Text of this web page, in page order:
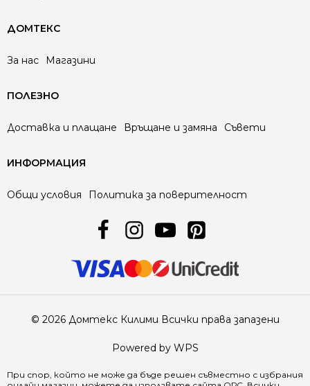
ДОМТЕКС
За нас Магазини
ПОЛЕЗНО
Доставка и плащане Връщане и замяна Съвети
ИНФОРМАЦИЯ
Общи условия Политика за поверителност
© 2026 Домтекс Килими Всички права запазени
Powered by WPS
При спор, който не може да бъде решен съвместно с избрания